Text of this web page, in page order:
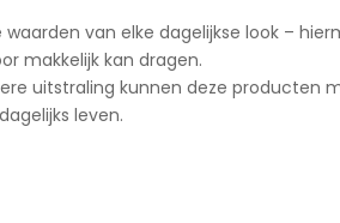
van elke dagelijkse look –
makkelijk kan dragen.
uitstraling kunnen deze producten
leven.